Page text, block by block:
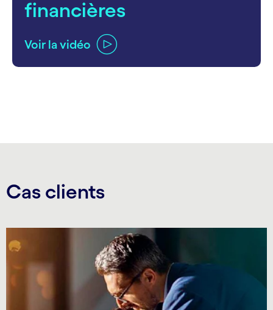
financières
Voir la vidéo
Cas clients